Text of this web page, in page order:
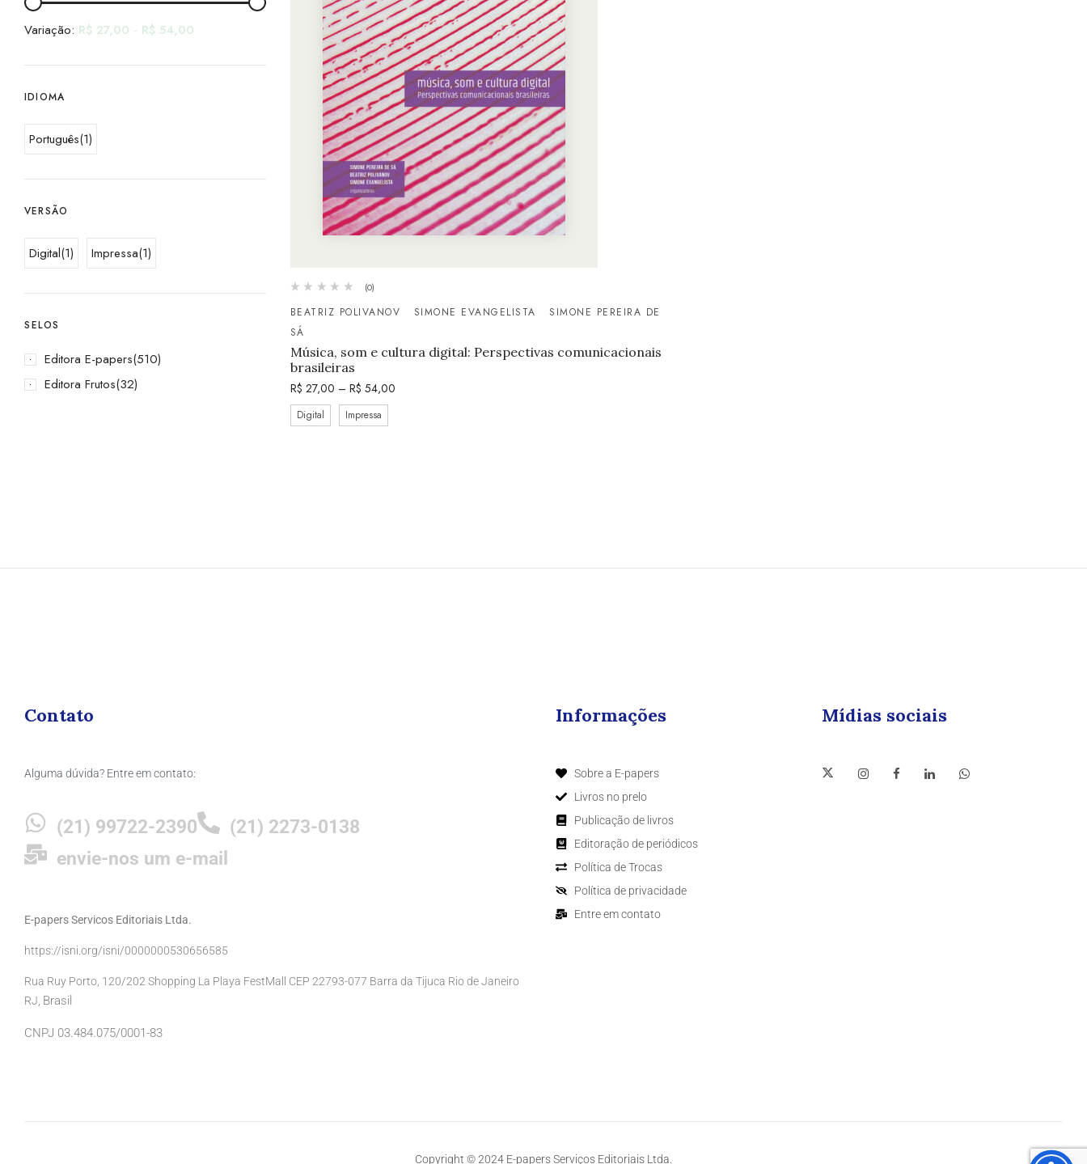
Variação: R$ 27,00 - R$ 54,00
IDIOMA
Português(1)
VERSÃO
Digital(1) Impressa(1)
SELOS
Editora E-papers(510)
Editora Frutos(32)
(0)
BEATRIZ POLIVANOV SIMONE EVANGELISTA
SIMONE PEREIRA DE
SÁ
Música, som e cultura digital: Perspectivas comunicacionais
brasileiras
R$ 27,00 – R$ 54,00
Digital Impressa
Contato
Alguma dúvida? Entre em contato:
(21) 99722-2390
(21) 2273-0138
envie-nos um e-mail
E-papers Servicos Editoriais Ltda.
https://isni.org/isni/0000000530656585
Rua Ruy Porto, 120/202 Shopping La Playa FestMall CEP 22793-077 Barra da Tijuca Rio de Janeiro
RJ, Brasil
CNPJ 03.484.075/0001-83
Informações
Sobre a E-papers
Livros no prelo
Publicação de livros
Editoração de periódicos
Política de Trocas
Política de privacidade
Entre em contato
Mídias sociais
Copyright © 2024 E-papers Serviços Editoriais Ltda.